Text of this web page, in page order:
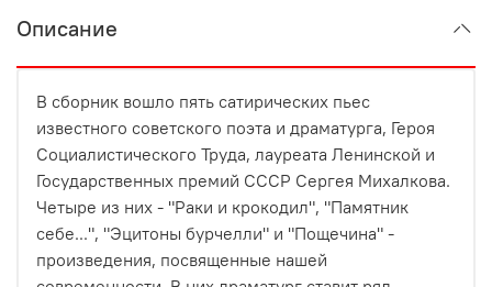
Описание
В сборник вошло пять сатирических пьес
известного советского поэта и драматурга, Героя
Социалистического Труда, лауреата Ленинской и
Государственных премий СССР Сергея Михалкова.
Четыре из них - "Раки и крокодил", "Памятник
себе...", "Эцитоны бурчелли" и "Пощечина" -
произведения, посвященные нашей